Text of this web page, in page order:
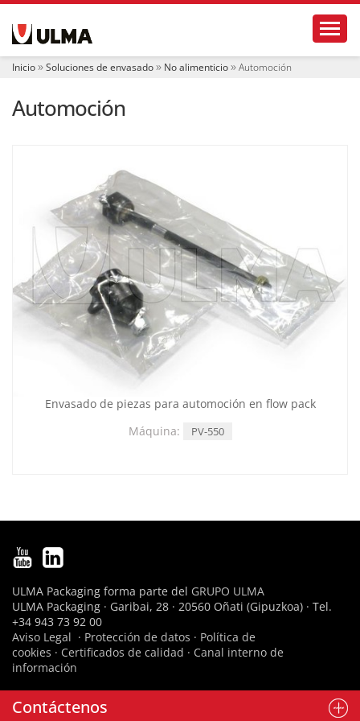
e Inicio Soluciones de envasado No alimenticio Automoción
Automoción
Envasado de piezas para automoción en flow pack
Máquina:
PV-550
Contáctenos
ULMA Packaging forma parte del GRUPO ULMA
ULMA Packaging · Garibai, 28 · 20560 Oñati (Gipuzkoa) · Tel.
+34 943 73 92 00
Aviso Legal · Protección de datos · Política de
cookies · Certificados de calidad · Canal interno de
información